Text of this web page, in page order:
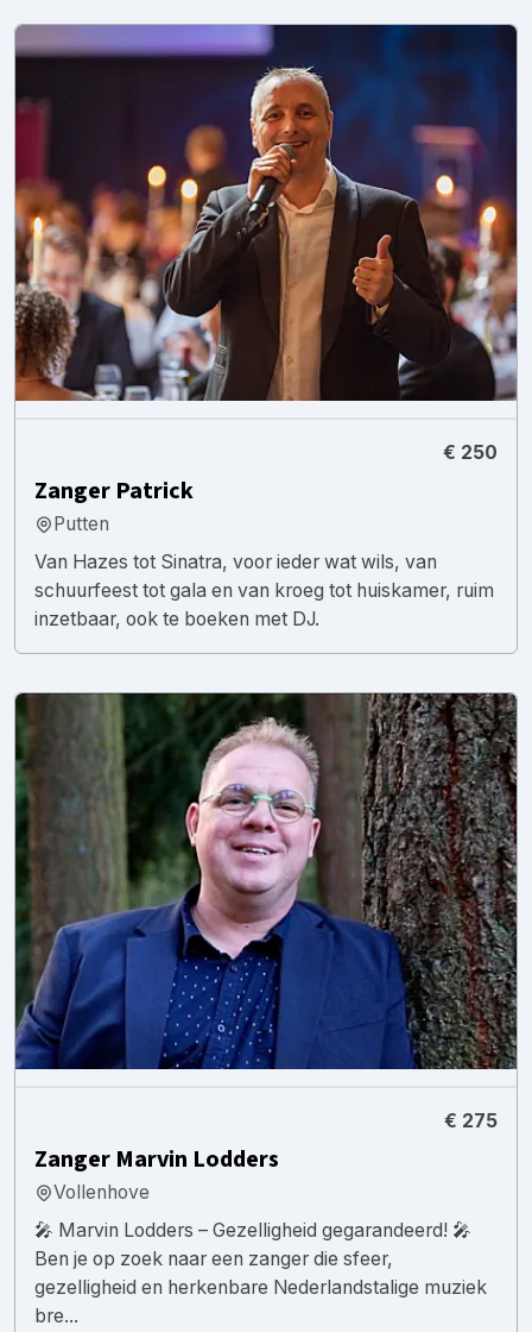
€ 250
Zanger Patrick
Putten
Van Hazes tot Sinatra, voor ieder wat wils, van
schuurfeest tot gala en van kroeg tot huiskamer, ruim
inzetbaar, ook te boeken met DJ.
€ 275
Zanger Marvin Lodders
Vollenhove
🎤 Marvin Lodders – Gezelligheid gegarandeerd! 🎤
Ben je op zoek naar een zanger die sfeer,
gezelligheid en herkenbare Nederlandstalige muziek
bre...